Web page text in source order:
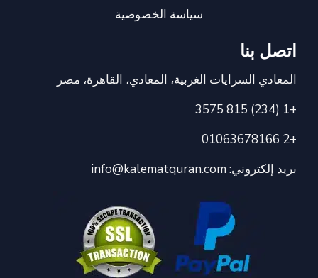
سياسة الخصوصية
اتصل بنا
المعادي السرايات الغربية، المعادي، القاهرة، مصر
+1 (234) 815 3575
+2 01063678166
بريد إلكتروني:info@kalematquran.com